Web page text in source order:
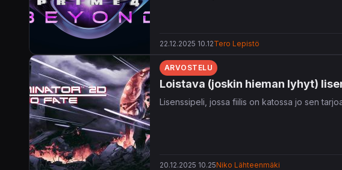
22.12.2025 10.12Tero Lepistö
ARVOSTELU
Loistava (joskin hieman lyhyt)
Lisenssipeli, jossa fiilis on katossa jo sen
20.12.2025 10.25Niko Lähteenmäki